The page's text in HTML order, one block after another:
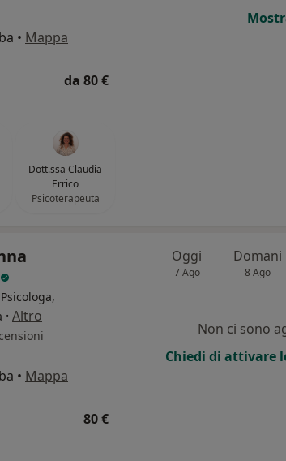
• Mappa
da 80 €
Dott.ssa Claudia
Errico
Psicoterapeuta
· Altro
• Mappa
80 €
Oggi
7 Ago
Domani
8 Ago
Non ci sono
Chiedi di attivare